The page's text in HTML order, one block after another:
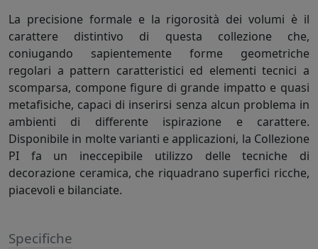
La precisione formale e la rigorosità dei volumi è il
carattere distintivo di questa collezione che,
coniugando sapientemente forme geometriche
regolari a pattern caratteristici ed elementi tecnici a
scomparsa, compone figure di grande impatto e quasi
metafisiche, capaci di inserirsi senza alcun problema in
ambienti di differente ispirazione e carattere.
Disponibile in molte varianti e applicazioni, la Collezione
PI fa un ineccepibile utilizzo delle tecniche di
decorazione ceramica, che riquadrano superfici ricche,
piacevoli e bilanciate.
Specifiche